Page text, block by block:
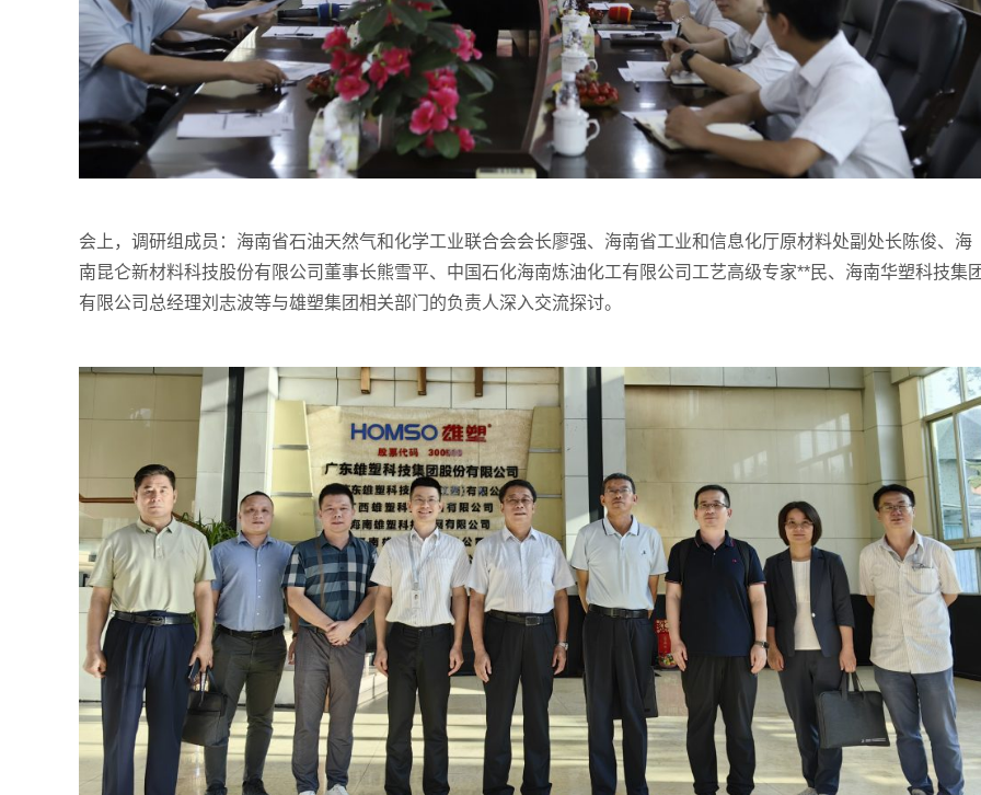
会上，调研组成员：海南省石油天然气和化学工业联合会会长廖强、海南省工业和信息化厅原材料处副处长陈俊、海
南昆仑新材料科技股份有限公司董事长熊雪平、中国石化海南炼油化工有限公司工艺高级专家**民、海南华塑科技集
有限公司总经理刘志波等与雄塑集团相关部门的负责人深入交流探讨。